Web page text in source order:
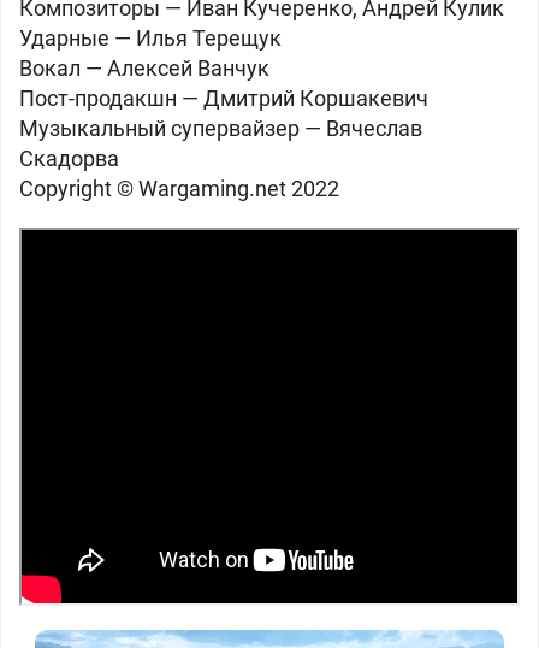
Композиторы — Иван Кучеренко, Андрей Кулик
Ударные — Илья Терещук
Вокал — Алексей Ванчук
Пост-продакшн — Дмитрий Коршакевич
Музыкальный супервайзер — Вячеслав
Скадорва
Copyright ©Wargaming.net2022